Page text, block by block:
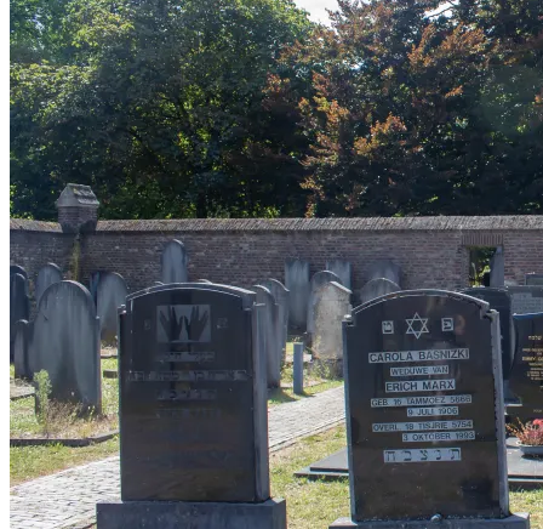
Alle eten & drinken tips
Gezellige terrasjes
Beachclubs